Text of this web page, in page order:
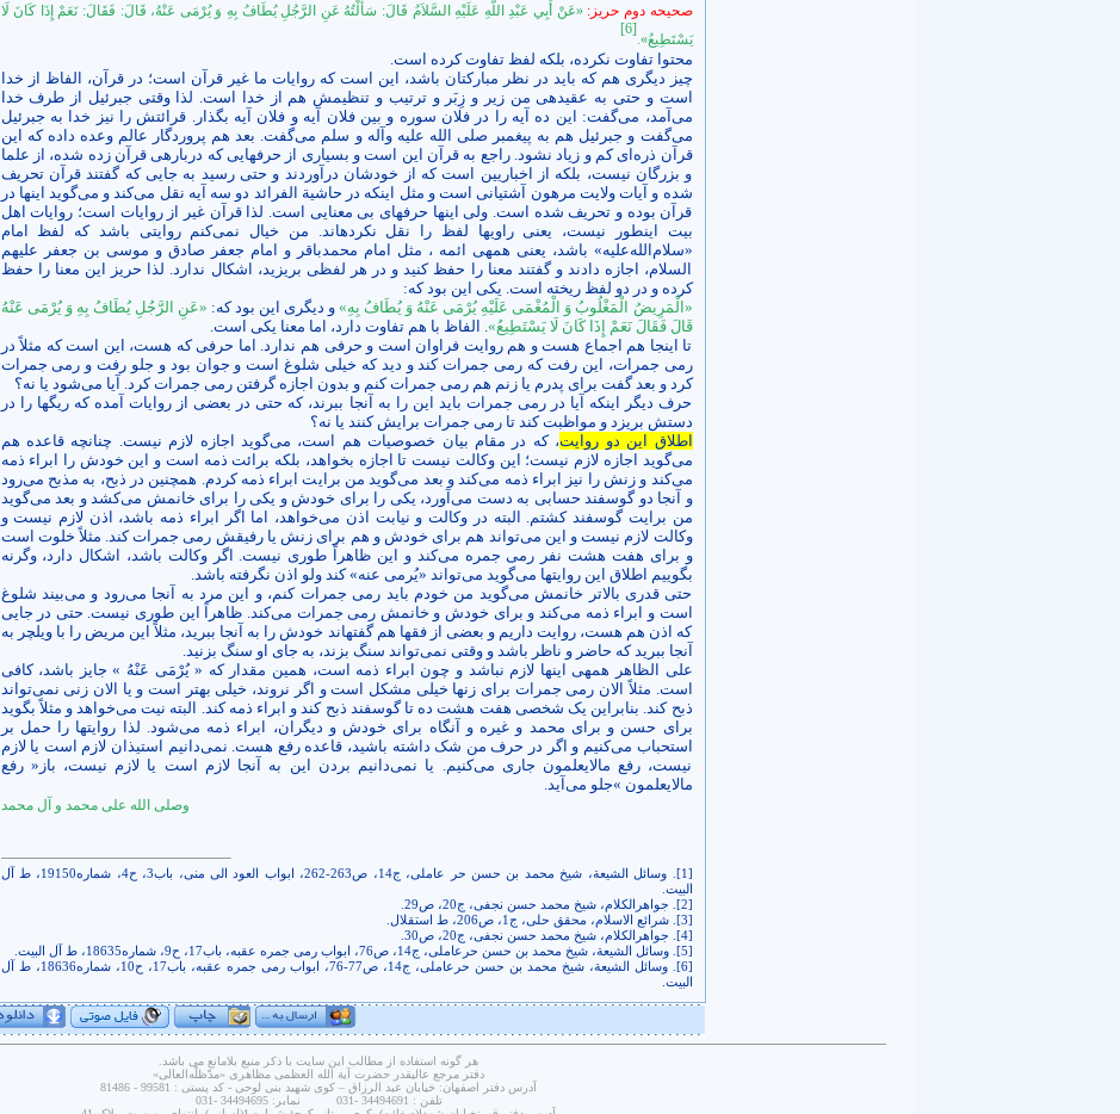
صحیحه دوم حريز: «عَنْ أَبِي عَبْدِ اللَّهِ عَلَيْهِ السَّلاَمُ قَالَ: سَأَلْتُهُ عَنِ الرَّجُلِ يُطَافُ بِهِ وَ يُرْمَى عَنْهُ، قَالَ: فَقَالَ: نَعَمْ إِذَا كَانَ لَا
يَسْتَطِيعُ».
[6]
محتوا تفاوت نکرده، بلکه لفظ تفاوت کرده است.
چیز دیگری هم که باید در نظر مبارکتان باشد، این است که روایات ما غیر قرآن است؛ در قرآن، الفاظ از خدا
است و حتی به عقیده­ی من زیر و زِبَر و ترتیب و تنظیمش هم از خدا است. لذا وقتی جبرئیل از طرف خدا
می‌آمد، می‌گفت: این ده آیه را در فلان سوره و بین فلان آیه و فلان آیه بگذار. قرائتش را نیز خدا به جبرئیل
می‌گفت و جبرئیل هم به پیغمبر صلی الله علیه وآله و سلم می‌گفت. بعد هم پروردگار عالم وعده داده که این
قرآن ذره‌ای کم و زیاد نشود. راجع به قرآن این است و بسیاری از حرف­هایی که درباره­ی قرآن زده شده، از علما
و بزرگان نیست، بلکه از اخباریین است که از خودشان درآوردند و حتی رسید به جایی که گفتند قرآن تحریف
شده و آیات ولایت مرهون آشتیانی است و مثل این­که در حاشیة الفرائد دو سه آیه نقل می‌کند و می‌گوید اینها در
قرآن بوده و تحریف شده است. ولی این­ها حرف­های بی معنایی است. لذا قرآن غیر از روایات است؛ روایات اهل
بیت این­طور نیست، یعنی راوی­ها لفظ را نقل نکرده­اند. من خیال نمی‌کنم روایتی باشد که لفظ امام
«سلام‌الله‌علیه» باشد، یعنی همه­ی ائمه ، مثل امام محمدباقر و امام جعفر صادق و موسی بن جعفر علیهم
السلام، اجازه دادند و گفتند معنا را حفظ کنید و در هر لفظی بریزید، اشکال ندارد. لذا حریز این معنا را حفظ
کرده و در دو لفظ ریخته است. یکی این بود که:
«الْمَرِيضُ الْمَغْلُوبُ وَ الْمُغْمَى عَلَيْهِ يُرْمَى عَنْهُ وَ يُطَافُ بِهِ»و دیگری این بود که: «عَنِ الرَّجُلِ يُطَافُ بِهِ وَ يُرْمَى عَنْهُ
قَالَ فَقَالَ نَعَمْ إِذَا كَانَ لَا يَسْتَطِيعُ» . الفاظ با هم تفاوت دارد، اما معنا یکی است.
تا اینجا هم اجماع هست و هم روایت فراوان است و حرفی هم ندارد. اما حرفی که هست، این است که مثلاً در
رمی جمرات، این رفت که رمی جمرات کند و دید که خیلی شلوغ است و جوان بود و جلو رفت و رمی جمرات
کرد و بعد گفت برای پدرم یا زنم هم رمی جمرات کنم و بدون اجازه گرفتن رمی جمرات کرد. آیا می‌شود یا نه؟
حرف دیگر این­که آیا در رمی جمرات باید این را به آنجا ببرند، که حتی در بعضی از روایات آمده که ریگها را در
دستش بریزد و مواظبت کند تا رمی جمرات برایش کنند یا نه؟
اطلاق این دو روایت، که در مقام بیان خصوصیات هم است، می‌گوید اجازه لازم نیست. چنانچه قاعده هم
می‌گوید اجازه لازم نیست؛ این وکالت نیست تا اجازه بخواهد، بلکه برائت ذمه است و این خودش را ابراء ذمه
می‌کند و زنش را نیز ابراء ذمه می‌کند و بعد می‌گوید من برایت ابراء ذمه کردم. همچنین در ذبح، به مذبح می‌رود
و آنجا دو گوسفند حسابی به دست می‌آورد، یکی را برای خودش و یکی را برای خانمش می‌کشد و بعد می‌گوید
من برایت گوسفند کشتم. البته در وکالت و نیابت اذن می‌خواهد، اما اگر ابراء ذمه باشد، اذن لازم نیست و
وکالت لازم نیست و این می‌تواند هم برای خودش و هم برای زنش یا رفیقش رمی جمرات کند. مثلاً خلوت است
و برای هفت هشت نفر رمی جمره می‌کند و این ظاهراً طوری نیست. اگر وکالت باشد، اشکال دارد، وگرنه
بگوییم اطلاق این روایتها می‌گوید می‌تواند «یُرمی عنه» کند ولو اذن نگرفته باشد.
حتی قدری بالاتر خانمش می‌گوید من خودم باید رمی جمرات کنم، و این مرد به آنجا می‌رود و می‌بیند شلوغ
است و ابراء ذمه می‌کند و برای خودش و خانمش رمی جمرات می‌کند. ظاهراً این طوری نیست. حتی در جایی
که اذن هم هست، روایت داریم و بعضی از فقها هم گفته­اند خودش را به آنجا ببرید، مثلاً این مریض را با ویلچر به
آنجا ببرید که حاضر و ناظر باشد و وقتی نمی‌تواند سنگ بزند، به جای او سنگ بزنید.
علی الظاهر همه­ی اینها لازم نباشد و چون ابراء ذمه است، همین مقدار که « يُرْمَى عَنْهُ » جایز باشد، کافی
است. مثلاً الان رمی جمرات برای زن­ها خیلی مشکل است و اگر نروند، خیلی بهتر است و یا الان زنی نمی‌تواند
ذبح کند. بنابراین یک شخصی هفت هشت ده تا گوسفند ذبح کند و ابراء ذمه کند. البته نیت می‌خواهد و مثلاً بگوید
برای حسن و برای محمد و غیره و آنگاه برای خودش و دیگران، ابراء ذمه می‌شود. لذا روایت­ها را حمل بر
استحباب می‌کنیم و اگر در حرف من شک داشته باشید، قاعده رفع هست. نمی‌دانیم استیذان لازم است یا لازم
نیست، رفع مالایعلمون جاری می‌کنیم. یا نمی‌دانیم بردن این به آنجا لازم است یا لازم نیست، باز« رفع
مالایعلمون »جلو می‌آید.
وصلی الله علی محمد و آل محمد
[1]
. وسائل الشیعة، شیخ محمد بن حسن حر عاملی، ج14، ص263-262، ابواب العود الی منی، باب3، ح4، شماره19150، ط آل
البیت.
[2]
. جواهرالکلام، شیخ محمد حسن نجفی، ج20، ص29.
[3]
. شرائع الاسلام، محقق حلی، ج1،
ص206، ط استقلال.
[4]
. جواهرالکلام، شیخ محمد حسن نجفی، ج20، ص30.
[5]
. وسائل الشیعة، شیخ محمد بن حسن حرعاملی، ج14، ص76، ابواب رمی جمره عقبه، باب17، ح9، شماره18635، ط آل البیت.
[6]
. وسائل الشیعة، شیخ محمد بن حسن حرعاملی، ج14، ص77-76، ابواب رمی جمره عقبه، باب17، ح10، شماره18636، ط آل
البیت.
هر گونه استفاده از مطالب این سایت با ذکر منبع بلامانع می باشد.
دفتر مرجع عاليقدر حضرت آية الله العظمى مظاهری «مدّظلّه‌العالی»
آدرس دفتر اصفهان: خيابان عبد الرزاق – کوی شهيد بنی لوحی - کد پستی : 99581 - 81486
تلفن : 34494691 -031 نمابر: 34494695 -031